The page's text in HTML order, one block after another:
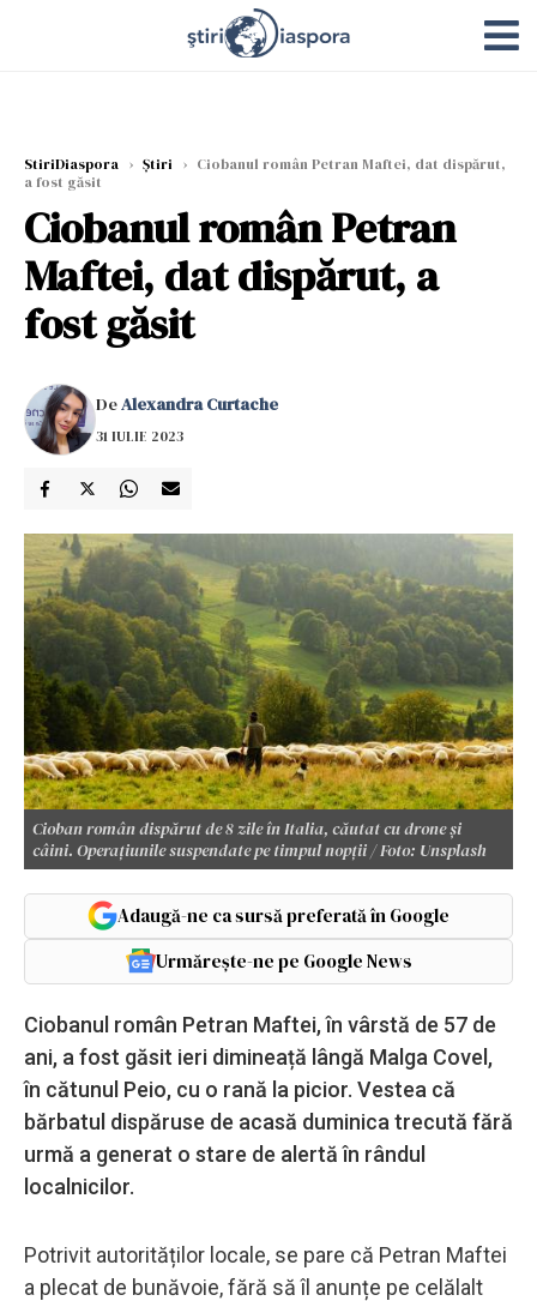
StiriDiaspora › Știri › Ciobanul român Petran Maftei, dat dispărut,
a fost găsit
Ciobanul român Petran
Maftei, dat dispărut, a
fost găsit
DeAlexandra Curtache
31 IULIE 2023
Cioban român dispărut de 8 zile în Italia, căutat cu drone și
câini. Operațiunile suspendate pe timpul nopții / Foto: Unsplash
Adaugă-ne ca sursă preferată în Google
Urmărește-ne pe Google News
Ciobanul român Petran Maftei, în vârstă de 57 de
ani, a fost găsit ieri dimineață lângă Malga Covel,
în cătunul Peio, cu o rană la picior. Vestea că
bărbatul dispăruse de acasă duminica trecută fără
urmă a generat o stare de alertă în rândul
localnicilor.
Potrivit autorităților locale, se pare că Petran Maftei
a plecat de bunăvoie, fără să îl anunțe pe celălalt